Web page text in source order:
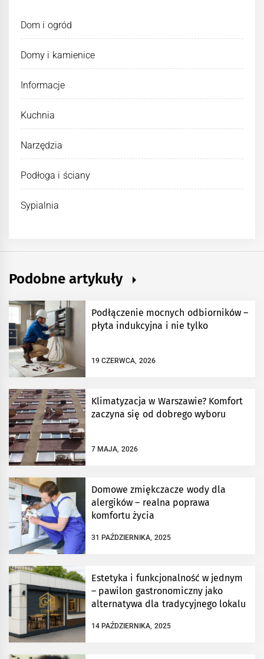
Dom i ogród
Domy i kamienice
Informacje
Kuchnia
Narzędzia
Podłoga i ściany
Sypialnia
Podobne artykuły
Podłączenie mocnych odbiorników –
płyta indukcyjna i nie tylko
19 CZERWCA, 2026
Klimatyzacja w Warszawie? Komfort
zaczyna się od dobrego wyboru
7 MAJA, 2026
Domowe zmiękczacze wody dla
alergików – realna poprawa
komfortu życia
31 PAŹDZIERNIKA, 2025
Estetyka i funkcjonalność w jednym
– pawilon gastronomiczny jako
alternatywa dla tradycyjnego lokalu
14 PAŹDZIERNIKA, 2025